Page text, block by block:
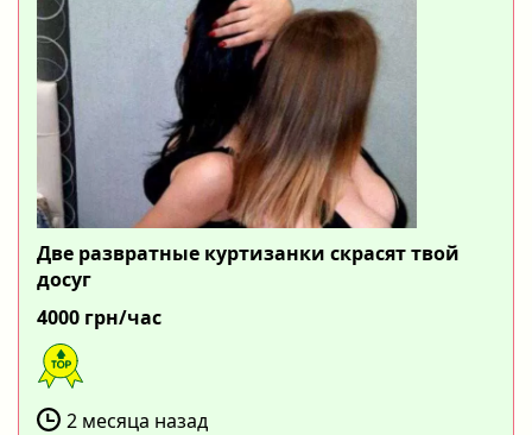
Две развратные куртизанки скрасят твой
досуг
4000 грн/час
2 месяца назад